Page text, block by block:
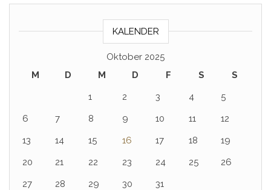
KALENDER
Oktober 2025
M
D M D F S
S
1
2 3 4
5
6
7 8 9 10 11
12
13
14 15 16 17 18
19
20
21 22 23 24 25
26
27
28 29 30
31